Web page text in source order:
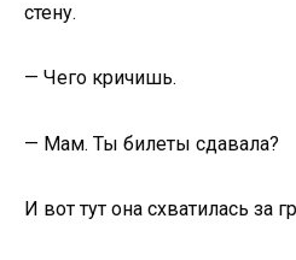
стену.
— Чего кричишь.
— Мам. Ты билеты сдавала?
И вот тут она схватилась за